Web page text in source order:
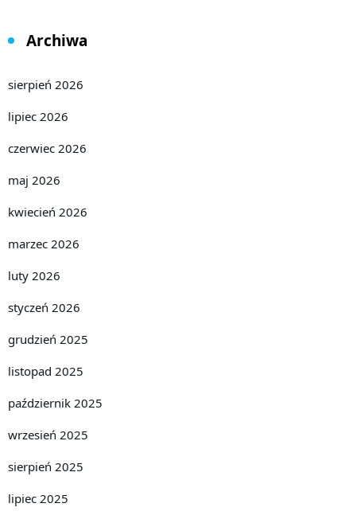
Archiwa
sierpień 2026
lipiec 2026
czerwiec 2026
maj 2026
kwiecień 2026
marzec 2026
luty 2026
styczeń 2026
grudzień 2025
listopad 2025
październik 2025
wrzesień 2025
sierpień 2025
lipiec 2025